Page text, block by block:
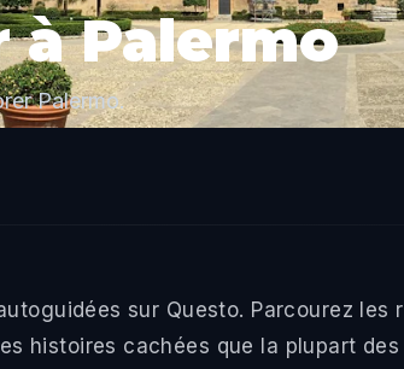
à Palermo
Palermo.
sur Questo. Parcourez les
histoires cachées que la plupart